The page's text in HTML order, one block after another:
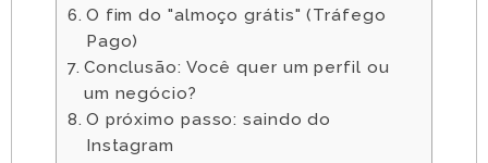
O fim do "almoço grátis" (Tráfego
Pago)
Conclusão: Você quer um perfil ou
um negócio?
O próximo passo: saindo do
Instagram